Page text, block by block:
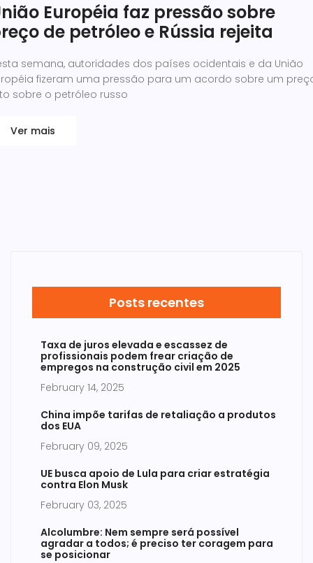
Européia faz pressão sobre
de petróleo e Rússia rejeita
semana, autoridades dos países ocidentais e da União
fizeram uma pressão para um acordo sobre um
sobre o petróleo russo
Ver mais
Posts recentes
Taxa de juros elevada e escassez de
profissionais podem frear criação de
empregos na construção civil em 2025
February 14, 2025
China impõe tarifas de retaliação a produtos
dos EUA
February 09, 2025
UE busca apoio de Lula para criar estratégia
contra Elon Musk
February 03, 2025
Alcolumbre: Nem sempre será possível
agradar a todos; é preciso ter coragem para
se posicionar